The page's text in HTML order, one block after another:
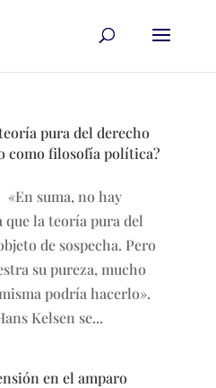
pura del derecho
como filosofía política?
suma, no hay
la teoría pura del
de sospecha. Pero
su pureza, mucho
podría hacerlo».
Kelsen se...
en el amparo